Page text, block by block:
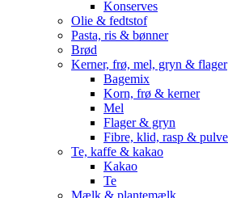
Konserves
Olie & fedtstof
Pasta, ris & bønner
Brød
Kerner, frø, mel, gryn & flager
Bagemix
Korn, frø & kerner
Mel
Flager & gryn
Fibre, klid, rasp &
Te, kaffe & kakao
Kakao
Te